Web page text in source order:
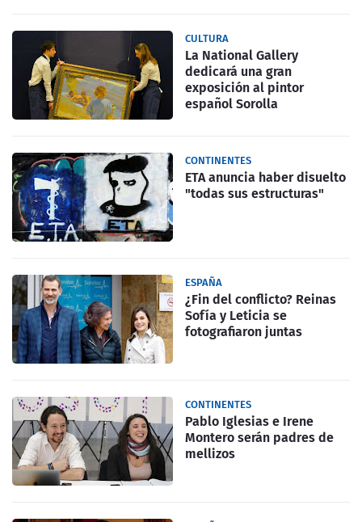
CULTURA
La National Gallery
dedicará una gran
exposición al pintor
español Sorolla
CONTINENTES
ETA anuncia haber disuelto
"todas sus estructuras"
ESPAÑA
¿Fin del conflicto? Reinas
Sofía y Leticia se
fotografiaron juntas
CONTINENTES
Pablo Iglesias e Irene
Montero serán padres de
mellizos